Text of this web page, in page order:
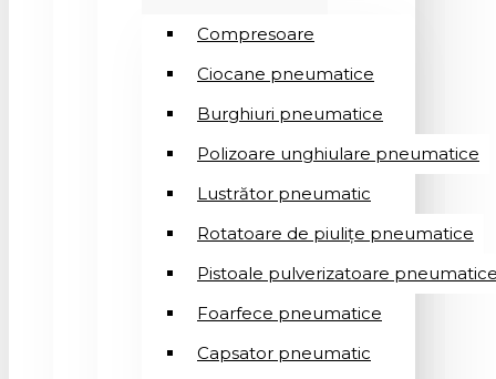
Compresoare
Ciocane pneumatice
Burghiuri pneumatice
Polizoare unghiulare pneumatice
Lustrător pneumatic
Rotatoare de piulițe pneumatice
Pistoale pulverizatoare
Foarfece pneumatice
Capsator pneumatic